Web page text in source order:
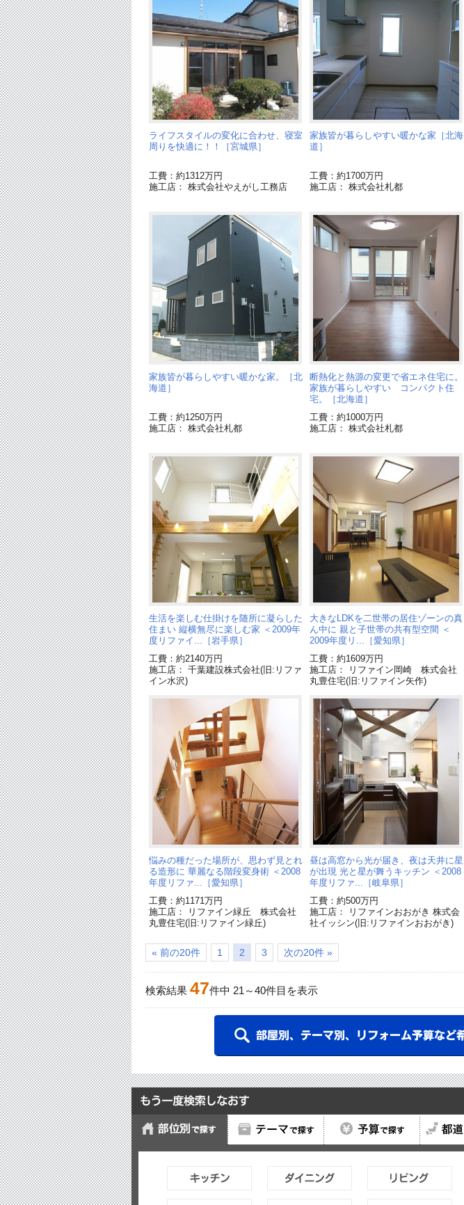
ライフスタイルの変化に合わせ、寝室
周りを快適に！！［宮城県］
工費：約1312万円
施工店： 株式会社やえがし工務店
家族皆が暮らしやすい暖かな家［北海
道］
工費：約1700万円
施工店： 株式会社札都
家族皆が暮らしやすい暖かな家。［北
海道］
工費：約1250万円
施工店： 株式会社札都
断熱化と熱源の変更で省エネ住宅に。
家族が暮らしやすい コンパクト住
宅。［北海道］
工費：約1000万円
施工店： 株式会社札都
生活を楽しむ仕掛けを随所に凝らした
住まい 縦横無尽に楽しむ家 ＜2009年
度リファイ...［岩手県］
工費：約2140万円
施工店： 千葉建設株式会社(旧:リファ
イン水沢)
大きなLDKを二世帯の居住ゾーンの真
ん中に 親と子世帯の共有型空間 ＜
2009年度リ...［愛知県］
工費：約1609万円
施工店： リファイン岡崎 株式会社
丸豊住宅(旧:リファイン矢作)
悩みの種だった場所が、思わず見とれ
る造形に 華麗なる階段変身術 ＜2008
年度リファ...［愛知県］
工費：約1171万円
施工店： リファイン緑丘 株式会社
丸豊住宅(旧:リファイン緑丘)
昼は高窓から光が届き、夜は天井に星
が出現 光と星が舞うキッチン ＜2008
年度リファ...［岐阜県］
工費：約500万円
施工店： リファインおおがき 株式会
社イッシン(旧:リファインおおがき)
« 前の20件 1 2 3 次の20件 »
検索結果 47件中 21 ～40件目を表示